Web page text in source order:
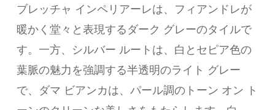
ブレッチャ インペリアーレは、フィアンドレが
暖かく堂々と表現するダーク グレーのタイルで
す。一方、シルバー ルートは、白とセピア色の
葉脈の魅力を強調する半透明のライト グレー
で、ダマ ビアンカは、パール調のトーン オン ト